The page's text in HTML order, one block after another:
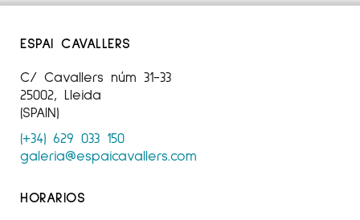
ESPAI CAVALLERS
C/ Cavallers núm 31-33
25002, Lleida
(SPAIN)
(+34) 629 033 150
galeria@espaicavallers.com
HORARIOS